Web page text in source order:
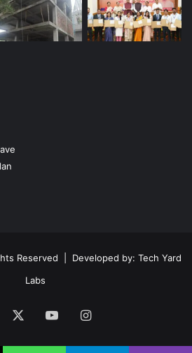
Reserved | Developed by: Tech Yard
Labs
YouTubeInstagram